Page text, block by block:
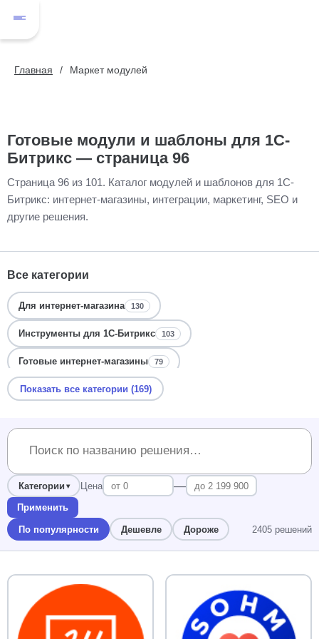
Главная Маркет модулей
Готовые модули и шаблоны для 1С-
Битрикс — страница 96
Страница 96 из 101. Каталог модулей и шаблонов для 1С-
Битрикс: интернет-магазины, интеграции, маркетинг, SEO и
другие решения.
Все категории
Для интернет-магазина 130
Инструменты для 1С-Битрикс 103
Готовые интернет-магазины 79
Прием платежей и эквайринг
Управление инфоблоками и свойствами
Доставка и логистика 68
Платежные модули Битрикс
Скидки и ценообразование Битрикс 60
Готовые корпоративные сайты
Лендинги для услуг и бизнеса
Показать все категории (169)
Категории Цена —
Применить
По популярности Дешевле Дороже 2405 решений